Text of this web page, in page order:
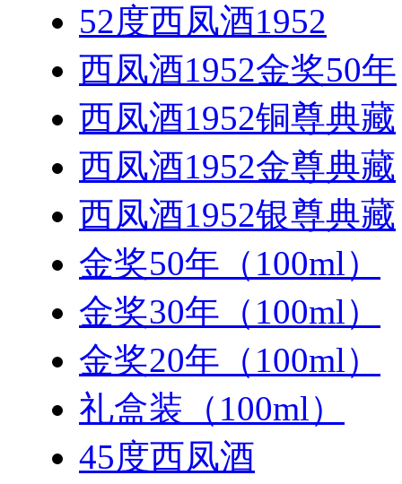
52度西凤酒1952
西凤酒1952金奖50年
西凤酒1952铜尊典藏
西凤酒1952金尊典藏
西凤酒1952银尊典藏
金奖50年（100ml）
金奖30年（100ml）
金奖20年（100ml）
礼盒装（100ml）
45度西凤酒